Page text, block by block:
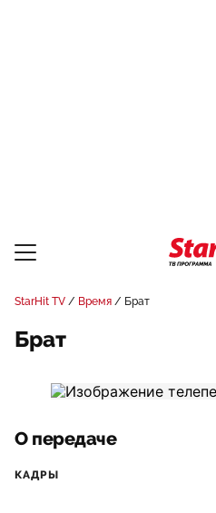
StarHit TV Время Брат
Брат
О передаче
КАДРЫ